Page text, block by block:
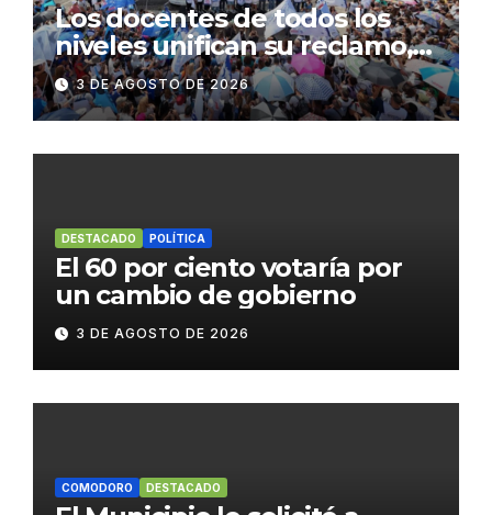
Los docentes de todos los
niveles unifican su reclamo,
paran y se movilizan
3 DE AGOSTO DE 2026
DESTACADO POLÍTICA
El 60 por ciento votaría por
un cambio de gobierno
3 DE AGOSTO DE 2026
COMODORO DESTACADO